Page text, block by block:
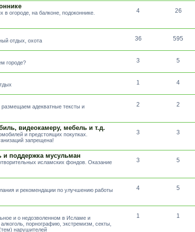
огороде, на балконе, подоконнике.
4 26
отдых, охота
36 595
городе?
3 5
1 4
адекватные тексты и
2 2
видеокамеру, мебель и т.д.
и предстоящих покупках.
запрещена!
3 3
и поддержка мусульман
исламских фондов. Оказание
3 5
и рекомендации по улучшению работы
4 5
и о недозволенном в Исламе и
порнографию, экстремизм, секты,
нарушителей
1 1